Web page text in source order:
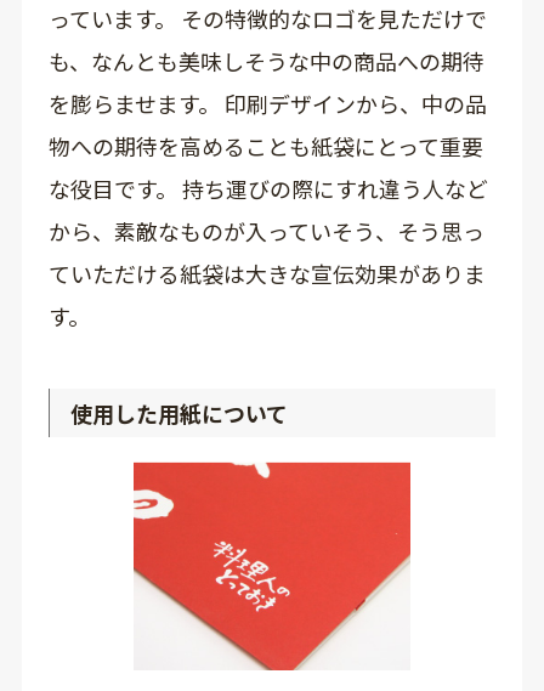
っています。 その特徴的なロゴを見ただけで
も、なんとも美味しそうな中の商品への期待
を膨らませます。 印刷デザインから、中の品
物への期待を高めることも紙袋にとって重要
な役目です。 持ち運びの際にすれ違う人など
から、素敵なものが入っていそう、そう思っ
ていただける紙袋は大きな宣伝効果がありま
す。
使用した用紙について